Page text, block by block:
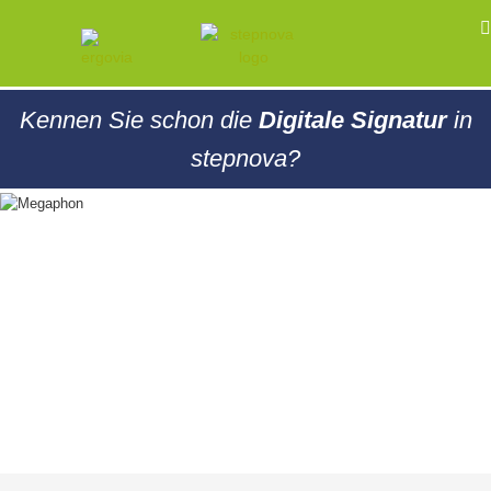
Kennen Sie schon die Digitale Signaturin
stepnova?